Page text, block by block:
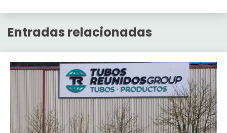
Entradas relacionadas